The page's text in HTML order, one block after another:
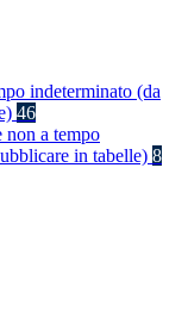
indeterminato (da
46
non a tempo
in tabelle) 8